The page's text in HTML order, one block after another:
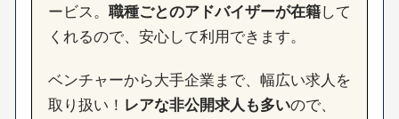
ービス。 職種ごとのアドバイザーが在籍して
くれるので、安心して利用できます。
ベンチャーから大手企業まで、幅広い求人を
取り扱い！ レアな非公開求人も多いので、